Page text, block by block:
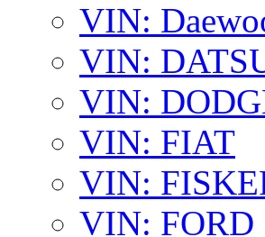
VIN:
VIN:
VIN:
VIN: FIAT
VIN:
VIN: FORD